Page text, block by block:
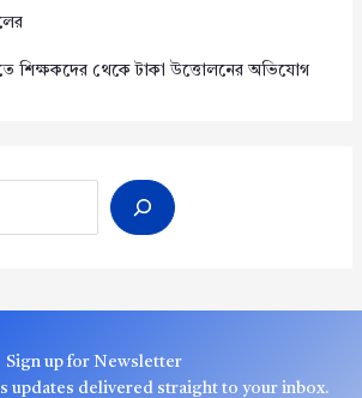
শিক্ষকদের থেকে টাকা উত্তোলনের অভিযোগ
Sign up for Newsletter
updates delivered straight to your inbox.